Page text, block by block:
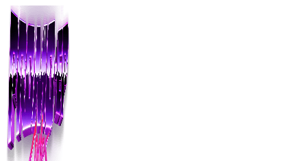
Перейти
содержимому